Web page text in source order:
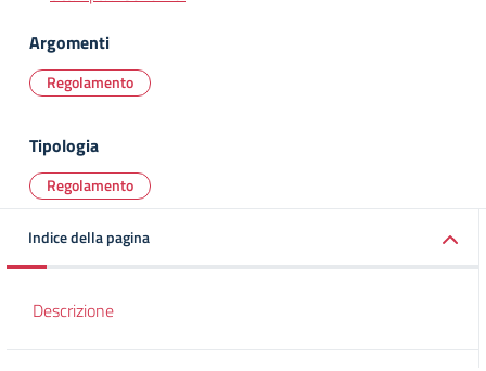
Argomenti
Regolamento
Tipologia
Regolamento
Indice della pagina
Descrizione